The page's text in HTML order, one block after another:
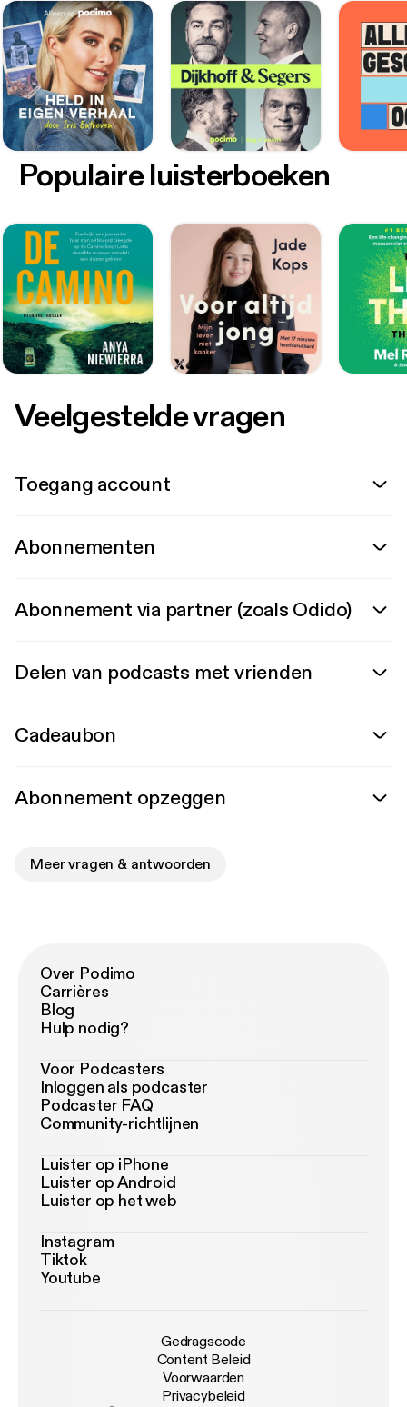
Populaire luisterboeken
Veelgestelde vragen
Toegang account
Abonnementen
Abonnement via partner (zoals Odido)
Delen van podcasts met vrienden
Cadeaubon
Abonnement opzeggen
Meer vragen & antwoorden
Over Podimo
Carrières
Blog
Hulp nodig?
Voor Podcasters
Inloggen als podcaster
Podcaster FAQ
Community-richtlijnen
Luister op iPhone
Luister op Android
Luister op het web
Instagram
Tiktok
Youtube
Gedragscode
Content Beleid
Voorwaarden
Privacybeleid